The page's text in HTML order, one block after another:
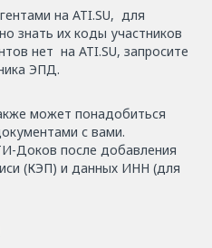
на ATI.SU, для
знать их коды участников
нет на ATI.SU, запросите
ЭПД.
может понадобиться
с вами.
Доков после добавления
(КЭП) и данных ИНН (для